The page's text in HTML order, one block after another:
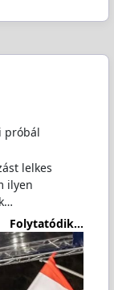
próbál
lelkes
ilyen
Folytatódik...